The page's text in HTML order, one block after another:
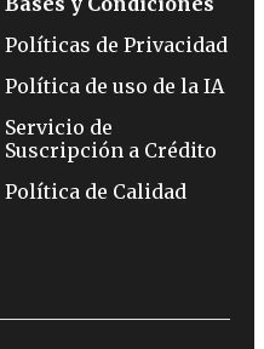
Políticas de Privacidad
Política de uso de la IA
Servicio de
Suscripción a Crédito
Política de Calidad